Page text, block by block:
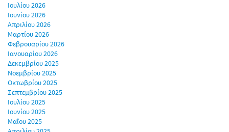
Ιουλίου 2026
Ιουνίου 2026
Απριλίου 2026
Μαρτίου 2026
Φεβρουαρίου 2026
Ιανουαρίου 2026
Δεκεμβρίου 2025
Νοεμβρίου 2025
Οκτωβρίου 2025
Σεπτεμβρίου 2025
Ιουλίου 2025
Ιουνίου 2025
Μαΐου 2025